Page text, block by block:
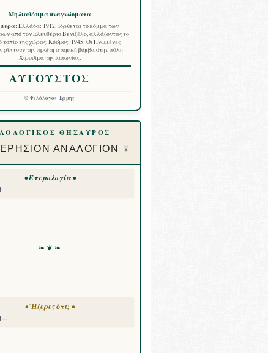
Μη διαθέσιμα ἀναγνώσματα
Ελλάδα: 1912: Ιδρύεται το κόμμα των
από τον Ελευθέριο Βενιζέλο, αλλάζοντας το
τοπίο της χώρας. Κόσμος: 1945: Οι Ηνωμένες
ρίπτουν την πρώτη ατομική βόμβα στην πόλη
Χιροσίμα της Ιαπωνίας.
ΑΥΓΟΥΣΤΟΣ
© Φιλόλογος Ἑρμῆς
ΘΗΣΑΥΡΟΣ
ΑΝΑΛΟΓΙΟΝ ☿
• Ετυμολογία •
❧ ❦ ❧
• Ἤξερες ὅτι; •